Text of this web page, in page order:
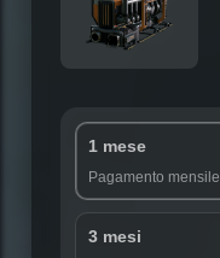
1 mese
Pagamento mensile
3 mesi